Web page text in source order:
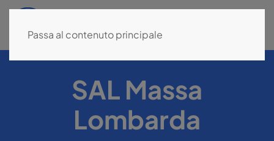
Passa al contenuto principale
SAL Massa
Lombarda